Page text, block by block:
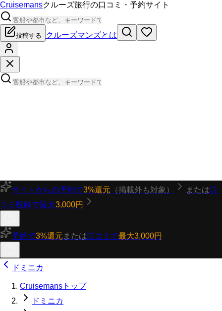
Cruisemansクルーズ旅行の口コミ・予約サイト
投稿する クルーズマンズとは
サイトからの予約で3%還元 （掲載外も対象） または口
コミ投稿で最大3,000円
予約で3%還元 または口コミで最大3,000円
ドミニカ
Cruisemansトップ
ドミニカ